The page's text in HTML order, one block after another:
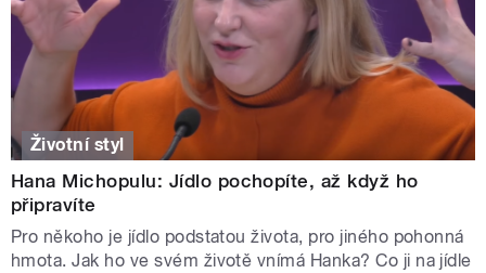
Životní styl
Hana Michopulu: Jídlo pochopíte, až když ho
připravíte
Pro někoho je jídlo podstatou života, pro jiného pohonná
hmota. Jak ho ve svém životě vnímá Hanka? Co ji na jídle